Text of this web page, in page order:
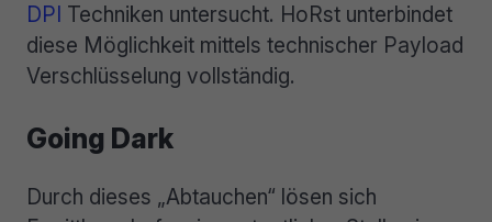
DPI Techniken untersucht. HoRst unterbindet
diese Möglichkeit mittels technischer Payload
Verschlüsselung vollständig.
Going Dark
Durch dieses „Abtauchen“ lösen sich